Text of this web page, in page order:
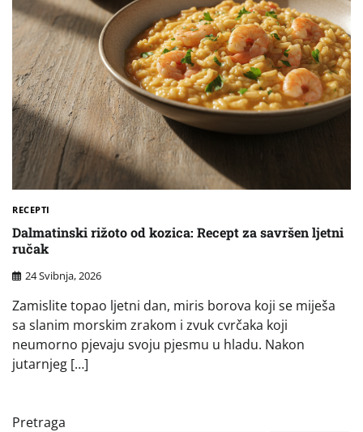
RECEPTI
Dalmatinski rižoto od kozica: Recept za savršen ljetni
ručak
24 Svibnja, 2026
Zamislite topao ljetni dan, miris borova koji se miješa
sa slanim morskim zrakom i zvuk cvrčaka koji
neumorno pjevaju svoju pjesmu u hladu. Nakon
jutarnjeg […]
Pretraga